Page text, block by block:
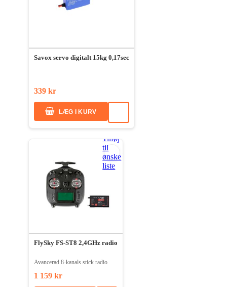
Savox servo digitalt 15kg 0,17sec
339 kr
LÆG I KURV
Tilføj
til
ønske
liste
FlySky FS-ST8 2,4GHz radio
Avancerad 8-kanals stick radio
1 159 kr